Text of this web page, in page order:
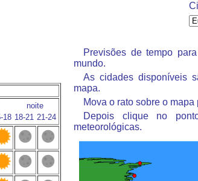
noite
18 18-21 21-24
Previsões de tempo
mundo.
As cidades disponíveis
mapa.
Mova o rato sobre o
Depois clique no
meteorológicas.